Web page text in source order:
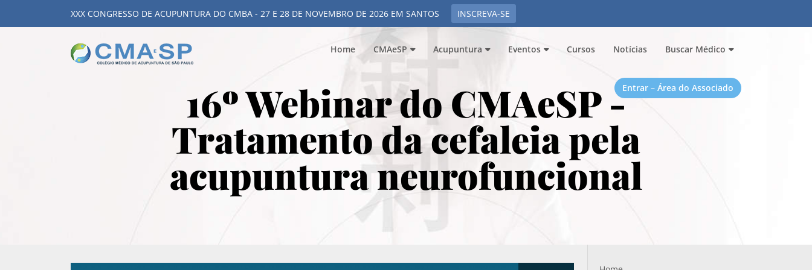
XXX CONGRESSO DE ACUPUNTURA DO CMBA - 27 E 28 DE NOVEMBRO DE 2026 EM SANTOS INSCREVA-SE
Home CMAeSP Acupuntura Eventos Cursos Notícias Buscar Médico
Entrar – Área do Associado
16º Webinar do CMAeSP -
Tratamento da cefaleia pela
acupuntura neurofuncional